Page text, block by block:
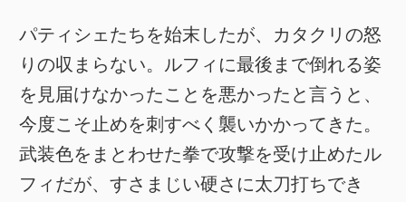
パティシェたちを始末したが、カタクリの怒
りの収まらない。ルフィに最後まで倒れる姿
を見届けなかったことを悪かったと言うと、
今度こそ止めを刺すべく襲いかかってきた。
武装色をまとわせた拳で攻撃を受け止めたル
フィだが、すさまじい硬さに太刀打ちでき